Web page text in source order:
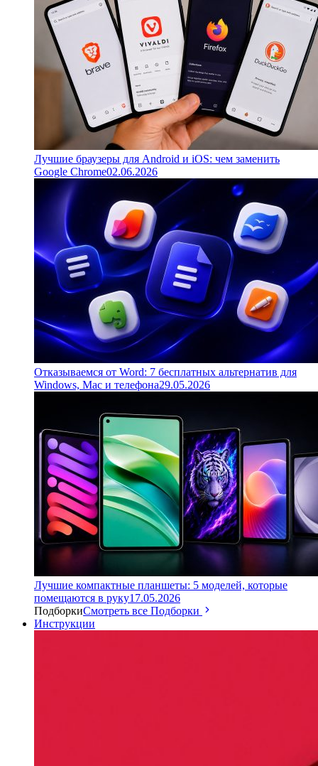
Лучшие браузеры для Android и iOS: чем заменить
Google Chrome02.06.2026
Отказываемся от Word: 7 бесплатных альтернатив для
Windows, Mac и телефона29.05.2026
Лучшие компактные планшеты: 5 моделей, которые
помещаются в руку17.05.2026
ПодборкиСмотреть все Подборки
Инструкции